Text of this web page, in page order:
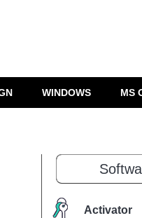
WINDOWS MS
Activator